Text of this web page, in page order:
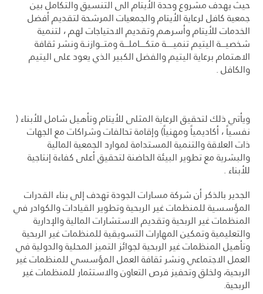
حيث يهدف مشروع وحدة الأيتام الى التنسيق والتكامل بين
جمعية كافل لرعاية الأيتام والجمعيات المرشحة لتقديم أفضل
الخدمات للأيتام وأسرهم وتقديم الاحتياجات لهم ، لتنمية
شخصيــــة اليتيم تنميــــــة متكـــــاملــــة ومتـــوازنــة ونشر ثقافة
الاهتمام برعاية اليتيم والفضل الكبير الذي يعود على اليتيم
والكافل .
ويأتي ذلك لتحقيق الرعاية المثلى للأيتام وتأهيل شامل للأبناء (
نفسياً ، أكاديمياً ومهنياً) وإقامة تحالفات وشراكات مع الجهات
ذات العلاقة والتنمية المستدامة لموارد الجمعية المالية
والبشرية مع تطوير البيئة الحاضنة لتحقيق أعلى كفاءة إنتاجية
للأبناء .
الجدير بالذكر أن شركة مسارات الجودة تهدف إلى بناء القدرات
المؤسسية للمنظمات غير الربحية وتطوير القيادات والكوادر في
المنظمات غير الربحية وتقديم الاستشارات المالية والإدارية
والتعليمية وتمكين المهارات التسويقية للمنظمات غير الربحية
وتأهيل المنظمات غير الربحية لجوائز التميز المحلية والدولية في
العمل الاجتماعي ونشر ثقافة العمل المؤسسي للمنظمات غير
الربحية، ولخلق وتحفيز فرص التعاون والاستثمار للمنظمات غير
الربحية.